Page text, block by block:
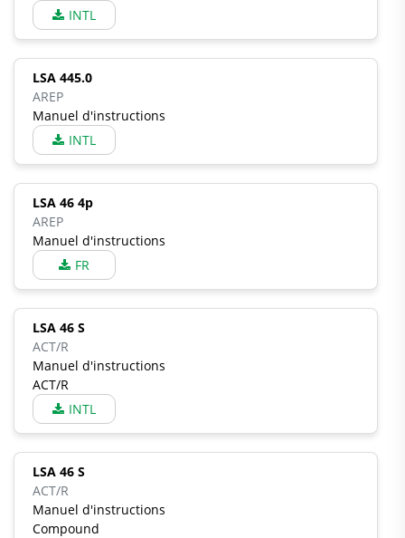
INTL
LSA 445.0
AREP
Manuel d'instructions
INTL
LSA 46 4p
AREP
Manuel d'instructions
FR
LSA 46 S
ACT/R
Manuel d'instructions
ACT/R
INTL
LSA 46 S
ACT/R
Manuel d'instructions
Compound